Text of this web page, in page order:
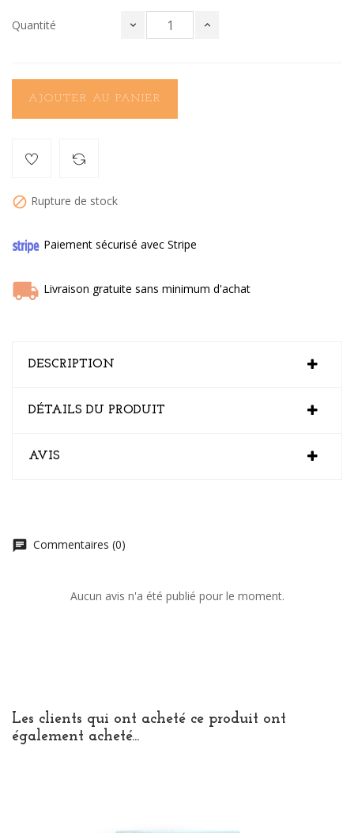
Quantité
AJOUTER AU PANIER
 Rupture de stock
Paiement sécurisé avec Stripe
Livraison gratuite sans minimum d'achat
DESCRIPTION
DÉTAILS DU PRODUIT
AVIS
chat Commentaires (0)
Aucun avis n'a été publié pour le moment.
Les clients qui ont acheté ce produit ont
également acheté...